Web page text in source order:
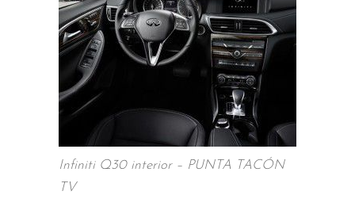
Infiniti Q30 interior – PUNTA TACÓN
TV